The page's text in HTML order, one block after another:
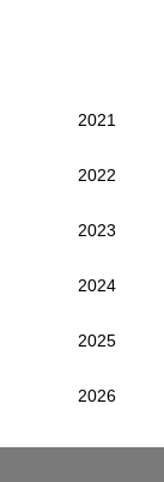
2021
2022
2023
2024
2025
2026